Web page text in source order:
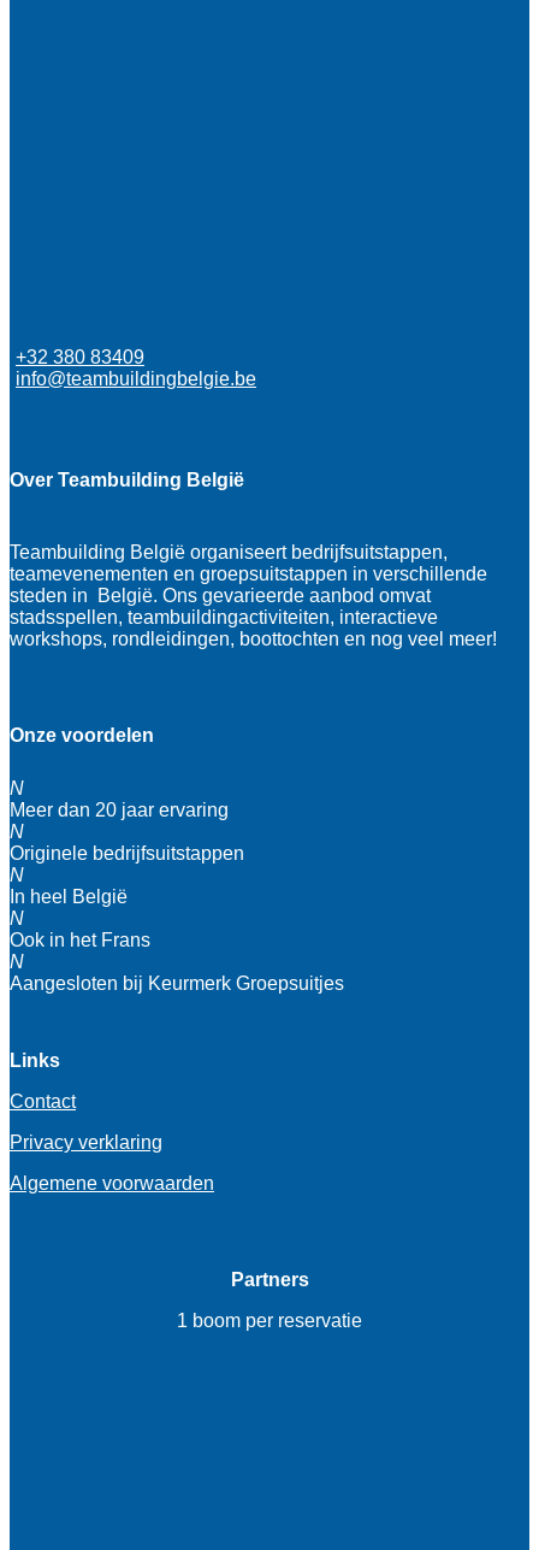
+32 380 83409
info@teambuildingbelgie.be
Over Teambuilding België
Teambuilding België organiseert bedrijfsuitstappen,
teamevenementen en groepsuitstappen in verschillende
steden in België. Ons gevarieerde aanbod omvat
stadsspellen, teambuildingactiviteiten, interactieve
workshops, rondleidingen, boottochten en nog veel meer!
Onze voordelen
N
Meer dan 20 jaar ervaring
N
Originele bedrijfsuitstappen
N
In heel België
N
Ook in het Frans
N
Aangesloten bij Keurmerk Groepsuitjes
Links
Contact
Privacy verklaring
Algemene voorwaarden
Partners
1 boom per reservatie